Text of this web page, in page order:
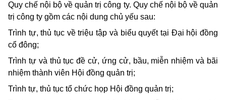
Quy chế nội bộ về quản trị công ty. Quy chế nội bộ về quản
trị công ty gồm các nội dung chủ yếu sau:
Trình tự, thủ tục về triệu tập và biểu quyết tại Đại hội đồng
cổ đông;
Trình tự và thủ tục đề cử, ứng cử, bầu, miễn nhiệm và bãi
nhiệm thành viên Hội đồng quản trị;
Trình tự, thủ tục tổ chức họp Hội đồng quản trị;